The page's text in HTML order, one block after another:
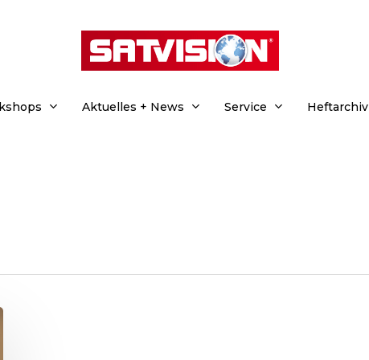
Aktuelles + News Service Heftarchiv